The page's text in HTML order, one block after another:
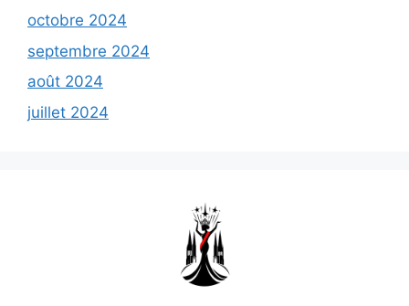
octobre 2024
septembre 2024
août 2024
juillet 2024